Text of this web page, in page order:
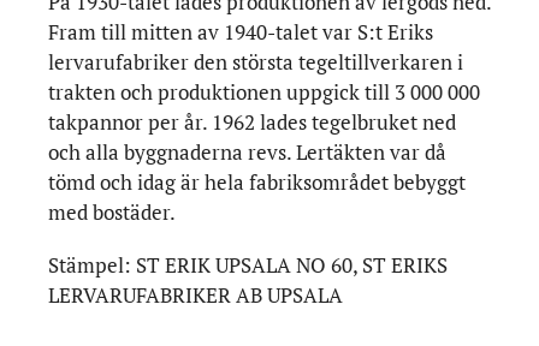
Fram till mitten av 1940-talet var S:t Eriks
lervarufabriker den största tegeltillverkaren i
trakten och produktionen uppgick till 3 000 000
takpannor per år. 1962 lades tegelbruket ned
och alla byggnaderna revs. Lertäkten var då
tömd och idag är hela fabriksområdet bebyggt
med bostäder.
Stämpel: ST ERIK UPSALA NO 60, ST ERIKS
LERVARUFABRIKER AB UPSALA